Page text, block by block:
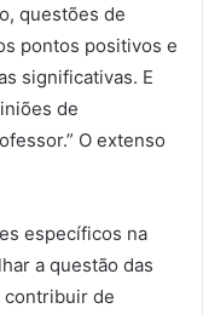
questões de
pontos positivos e
significativas. E
de
O extenso
específicos na
a questão das
contribuir de